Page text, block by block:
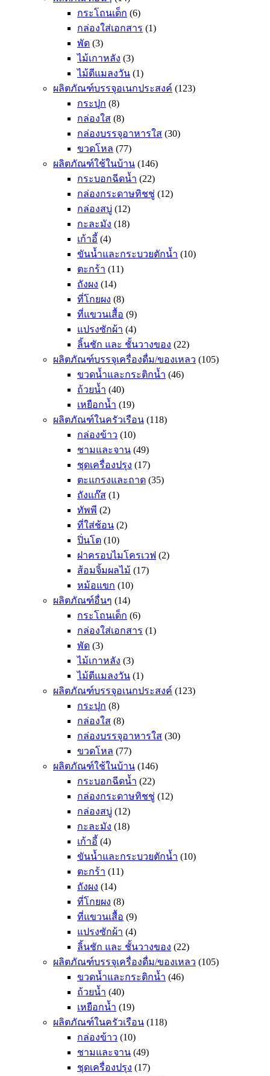
กระโถนเด็ก (6)
กล่องใส่เอกสาร (1)
พัด (3)
ไม้เกาหลัง (3)
ไม้ตีแมลงวัน (1)
ผลิตภัณฑ์บรรจุอเนกประสงค์ (123)
กระปุก (8)
กล่องใส (8)
กล่องบรรจุอาหารใส (30)
ขวดโหล (77)
ผลิตภัณฑ์ใช้ในบ้าน (146)
กระบอกฉีดน้ำ (22)
กล่องกระดาษทิชชู่ (12)
กล่องสบู่ (12)
กะละมัง (18)
เก้าอี้ (4)
ขันน้ำและกระบวยตักน้ำ (10)
ตะกร้า (11)
ถังผง (14)
ที่โกยผง (8)
ที่แขวนเสื้อ (9)
แปรงซักผ้า (4)
ลิ้นชัก และ ชั้นวางของ (22)
ผลิตภัณฑ์บรรจุเครื่องดื่ม/ของเหลว (105)
ขวดน้ำและกระติกน้ำ (46)
ถ้วยน้ำ (40)
เหยือกน้ำ (19)
ผลิตภัณฑ์ในครัวเรือน (118)
กล่องข้าว (10)
ชามและจาน (49)
ชุดเครื่องปรุง (17)
ตะแกรงและถาด (35)
ถังแก๊ส (1)
ทัพพี (2)
ที่ใส่ช้อน (2)
ปิ่นโต (10)
ฝาครอบไมโครเวฟ (2)
ส้อมจิ้มผลไม้ (17)
หม้อแขก (10)
ผลิตภัณฑ์อื่นๆ (14)
กระโถนเด็ก (6)
กล่องใส่เอกสาร (1)
พัด (3)
ไม้เกาหลัง (3)
ไม้ตีแมลงวัน (1)
ผลิตภัณฑ์บรรจุอเนกประสงค์ (123)
กระปุก (8)
กล่องใส (8)
กล่องบรรจุอาหารใส (30)
ขวดโหล (77)
ผลิตภัณฑ์ใช้ในบ้าน (146)
กระบอกฉีดน้ำ (22)
กล่องกระดาษทิชชู่ (12)
กล่องสบู่ (12)
กะละมัง (18)
เก้าอี้ (4)
ขันน้ำและกระบวยตักน้ำ (10)
ตะกร้า (11)
ถังผง (14)
ที่โกยผง (8)
ที่แขวนเสื้อ (9)
แปรงซักผ้า (4)
ลิ้นชัก และ ชั้นวางของ (22)
ผลิตภัณฑ์บรรจุเครื่องดื่ม/ของเหลว (105)
ขวดน้ำและกระติกน้ำ (46)
ถ้วยน้ำ (40)
เหยือกน้ำ (19)
ผลิตภัณฑ์ในครัวเรือน (118)
กล่องข้าว (10)
ชามและจาน (49)
ชุดเครื่องปรุง (17)